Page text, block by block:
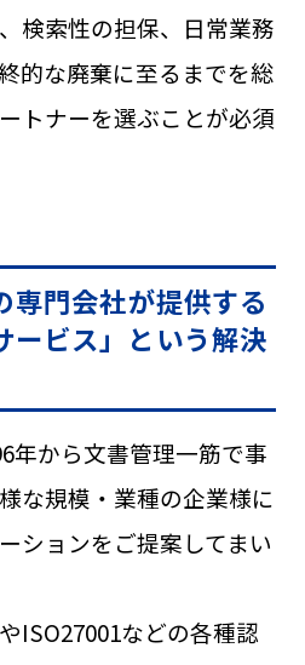
検索性の担保、日常業務
的な廃棄に至るまでを総
トナーを選ぶことが必須
専門会社が提供する
ービス」という解決
年から文書管理一筋で事
な規模・業種の企業様に
ションをご提案してまい
ISO27001などの各種認